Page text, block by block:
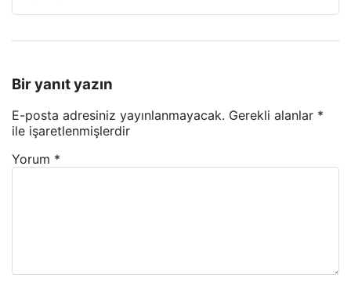
Bir yanıt yazın
E-posta adresiniz yayınlanmayacak. Gerekli alanlar *
ile işaretlenmişlerdir
Yorum *